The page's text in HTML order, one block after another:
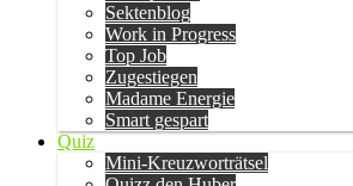
Sektenblog
Work in Progress
Top Job
Zugestiegen
Madame Energie
Smart gespart
Quiz
Mini-Kreuzworträtsel